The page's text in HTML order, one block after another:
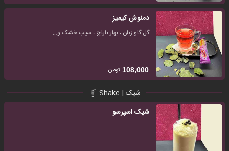
دمنوش کیمیز
گل گاو زبان ، بهار نارنج ، سیب خشک و…
108,000 تومان
شِیک | Shake
شیک اسپرسو